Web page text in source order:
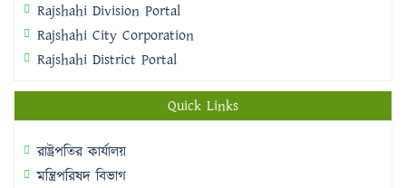
Rajshahi Division Portal
Rajshahi City Corporation
Rajshahi District Portal
Quick Links
রাষ্ট্রপতির কার্যালয়
মন্ত্রিপরিষদ বিভাগ